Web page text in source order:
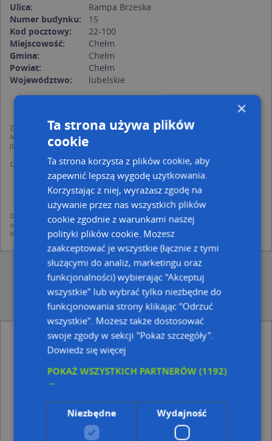
Ulica:
Rampa Brzeska
Numer budynku:
15
Kod pocztowy:
22-100
Miejscowość:
Chełm
Gmina:
Chełm
Powiat:
Chełm
Województwo:
lubelskie
Zgodnie z Rozporządzeniem PE i Rady (UE) o Ochronie Danych Osobowych
Administratorem (RODO), administratorem danych jest AutoMapa sp. z o.o.
(Operator) z siedzibą w Warszawie przy ulicy Domaniewskiej 37.
Operator przetwarza dane osobowe w celu:
dodania ich do bazy Targeo oraz publikacji w wyszukiwarce firm i na
mapach (art. 6 ust. 1 lit. f RODO)
udostępniania danych o firmach partnerom biznesowym operatora (art.
6 ust. 1 lit. f RODO)
Dane pochodzą z publicznych baz CEIDG, GUS, REGON, z firmowych stron www
oraz od podmiotów zewnętrznych.
Więcej informacji dot. RODO:http://regulamin.automapa.pl/odo_przetwarzanie/
Dapex Szelest Tomasz - inne Przemysł, Firmy
w pobliżu
Wspólnota Mieszkaniowa przy ul.Rampa Brzeska 8, 10
w Chełmie, ul. Rampa Brzeska 8, 22-100 Chełm
Przedsiębiorstwo Handlowo Usługowe Sel Chem, ul.
Rampa Brzeska 20, 22-100 Chełm
×
Ta strona używa plików
cookie
Ta strona korzysta z plików cookie, aby
zapewnić lepszą wygodę użytkowania.
Korzystając z niej, wyrażasz zgodę na
używanie przez nas wszystkich plików
cookie zgodnie z warunkami naszej
polityki plików cookie. Możesz
zaakceptować je wszystkie (łącznie z tymi
służącymi do analiz, marketingu oraz
funkcjonalności) wybierając "Akceptuj
wszystkie" lub wybrać tylko niezbędne do
funkcjonowania strony klikając "Odrzuć
wszystkie". Możesz także dostosować
swoje zgody w sekcji "Pokaż szczegóły".
Dowiedz się więcej
POKAŻ WSZYSTKICH PARTNERÓW(1192)
→
Niezbędne Wydajność